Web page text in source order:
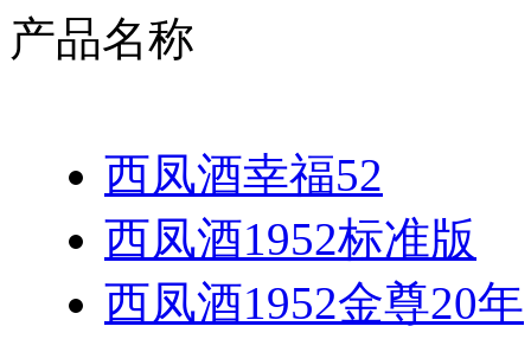
产品名称
西凤酒幸福52
西凤酒1952标准版
西凤酒1952金尊20年